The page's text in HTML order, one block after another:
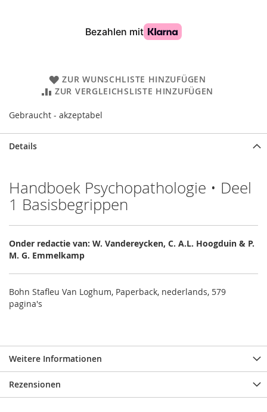
ZUR WUNSCHLISTE HINZUFÜGEN
ZUR VERGLEICHSLISTE HINZUFÜGEN
Gebraucht - akzeptabel
Details
Handboek Psychopathologie • Deel
1 Basisbegrippen
Onder redactie van: W. Vandereycken, C. A.L. Hoogduin & P.
M. G. Emmelkamp
Bohn Stafleu Van Loghum, Paperback, nederlands, 579
pagina's
Weitere Informationen
Rezensionen